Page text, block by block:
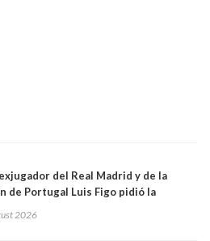
del Real Madrid y de la
de Portugal Luis Figo pidió la
más bajo y cobarde que he
2026